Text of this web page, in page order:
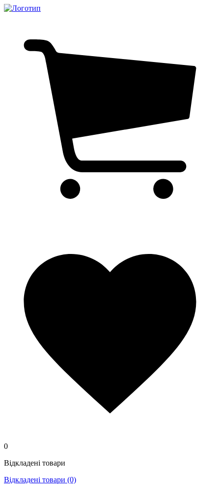
0
Відкладені товари
Відкладені товари (0)